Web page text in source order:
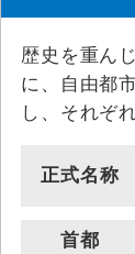
歴史を重ん
に、自由都
し、それぞ
正式名称
首都